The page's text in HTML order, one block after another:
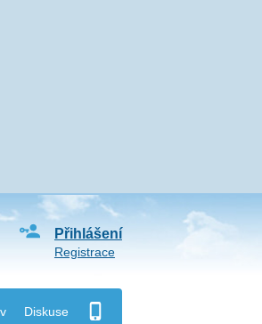
Diskuse
Přihlášení
Registrace